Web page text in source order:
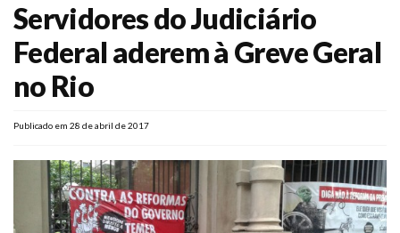
Servidores do Judiciário
Federal aderem à Greve Geral
no Rio
Publicado em 28 de abril de 2017
Diretoria
O Sindicato
Agenda
Casa do Alto
Sede Campestre
Gympass Wellhub
Seguro Auto
Plano de Saúde